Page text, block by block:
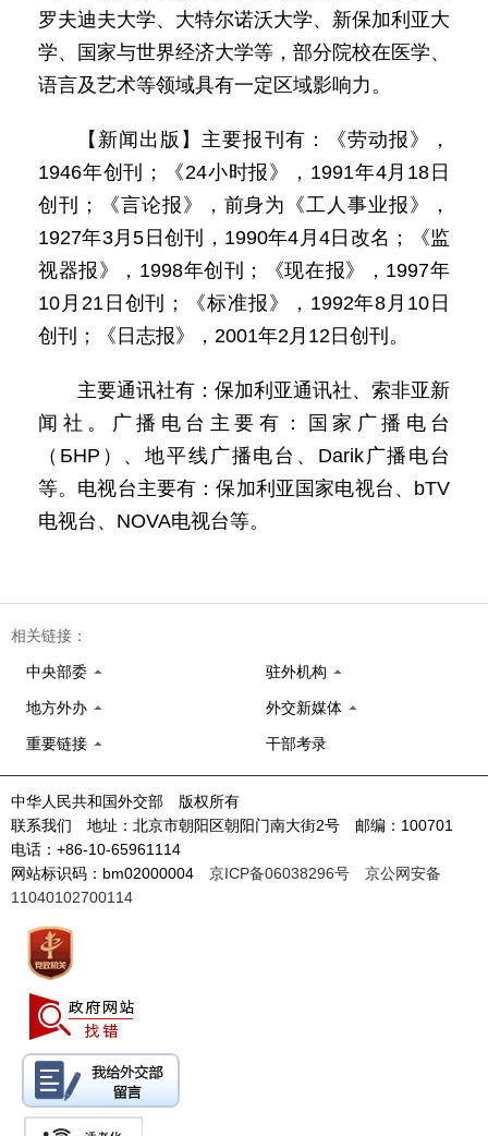
罗夫迪夫大学、大特尔诺沃大学、新保加利亚大
学、国家与世界经济大学等，部分院校在医学、
语言及艺术等领域具有一定区域影响力。
【新闻出版】主要报刊有：《劳动报》，
1946年创刊；《24小时报》，1991年4月18日
创刊；《言论报》，前身为《工人事业报》，
1927年3月5日创刊，1990年4月4日改名；《监
视器报》，1998年创刊；《现在报》，1997年
10月21日创刊；《标准报》，1992年8月10日
创刊；《日志报》，2001年2月12日创刊。
主要通讯社有：保加利亚通讯社、索非亚新
闻社。广播电台主要有：国家广播电台
（БНР）、地平线广播电台、Darik广播电台
等。电视台主要有：保加利亚国家电视台、bTV
电视台、NOVA电视台等。
相关链接：
中央部委 驻外机构
地方外办 外交新媒体
重要链接 干部考录
中华人民共和国外交部 版权所有
联系我们 地址：北京市朝阳区朝阳门南大街2号 邮编：100701
电话：+86-10-65961114
网站标识码：bm02000004 京ICP备06038296号
京公网安备
11040102700114